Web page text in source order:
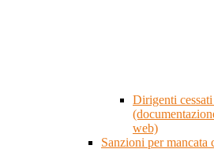
Dirigenti
web)
Sanzioni per mancata